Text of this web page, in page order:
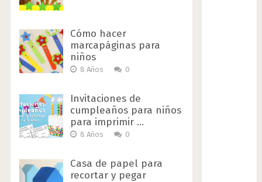
Cómo hacer
marcapáginas para
niños
8 Años 0
Invitaciones de
cumpleaños para niños
para imprimir …
8 Años 0
Casa de papel para
recortar y pegar